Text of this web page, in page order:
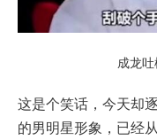
成龙
这是个笑话，今天却
的男明星形象，已经